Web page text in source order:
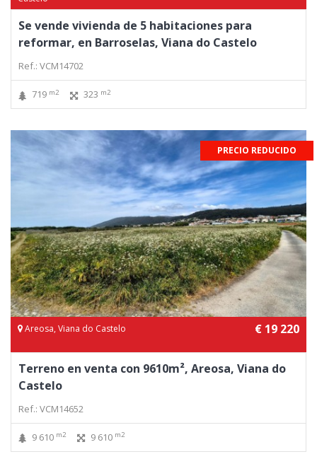
Se vende vivienda de 5 habitaciones para
reformar, en Barroselas, Viana do Castelo
Ref.: VCM14702
719 m2 323 m2
PRECIO REDUCIDO
Areosa, Viana do Castelo € 19 220
Terreno en venta con 9610m², Areosa, Viana do
Castelo
Ref.: VCM14652
9 610 m2 9 610 m2